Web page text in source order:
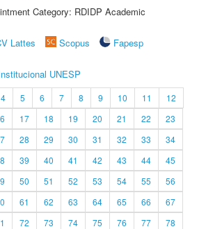
Category: RDIDP Academic
Lattes Scopus
Fapesp
UNESP
4 5 6 7 8 9 10 11
12
17 18 19 20 21 22
23
28 29 30 31 32 33
34
39 40 41 42 43 44
45
50 51 52 53 54 55
56
61 62 63 64 65 66
67
72 73 74 75 76 77
78